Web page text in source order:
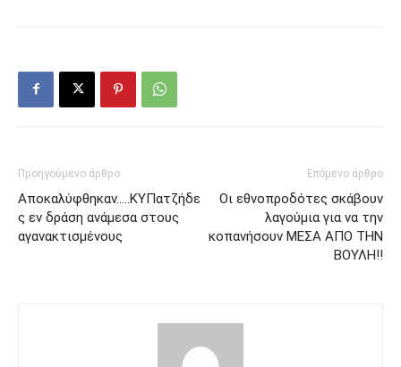
Προηγούμενο άρθρο
Αποκαλύφθηκαν…..ΚΥΠατζήδε
ς εν δράση ανάμεσα στους
αγανακτισμένους
Επόμενο άρθρο
Οι εθνοπροδότες σκάβουν
λαγούμια για να την
κοπανήσουν MEΣΑ ΑΠΟ ΤΗΝ
ΒΟΥΛΗ!!